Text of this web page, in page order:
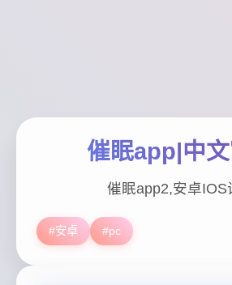
催眠app|中
催眠app2,安卓IOS
#安卓 #pc